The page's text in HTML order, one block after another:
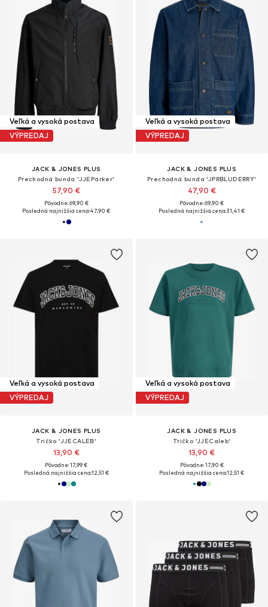
Veľká a vysoká postava
VÝPREDAJ
JACK & JONES PLUS
Prechodná bunda 'JJEParker'
57,90 €
Pôvodne: 69,90 €
Posledná najnižšia cena:47,90 €
Veľká a vysoká postava
VÝPREDAJ
JACK & JONES PLUS
Prechodná bunda 'JPRBLUDERRY'
47,90 €
Pôvodne: 69,90 €
Posledná najnižšia cena:31,41 €
Veľká a vysoká postava
VÝPREDAJ
JACK & JONES PLUS
Tričko 'JJECALEB'
13,90 €
Pôvodne: 17,99 €
Posledná najnižšia cena:12,51 €
Veľká a vysoká postava
VÝPREDAJ
JACK & JONES PLUS
Tričko 'JJECaleb'
13,90 €
Pôvodne: 17,90 €
Posledná najnižšia cena:12,51 €